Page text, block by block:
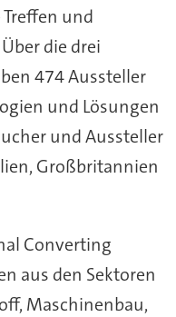
und
die drei
474 Aussteller
und Lösungen
und Aussteller
Großbritannien
Converting
aus den Sektoren
Maschinenbau,